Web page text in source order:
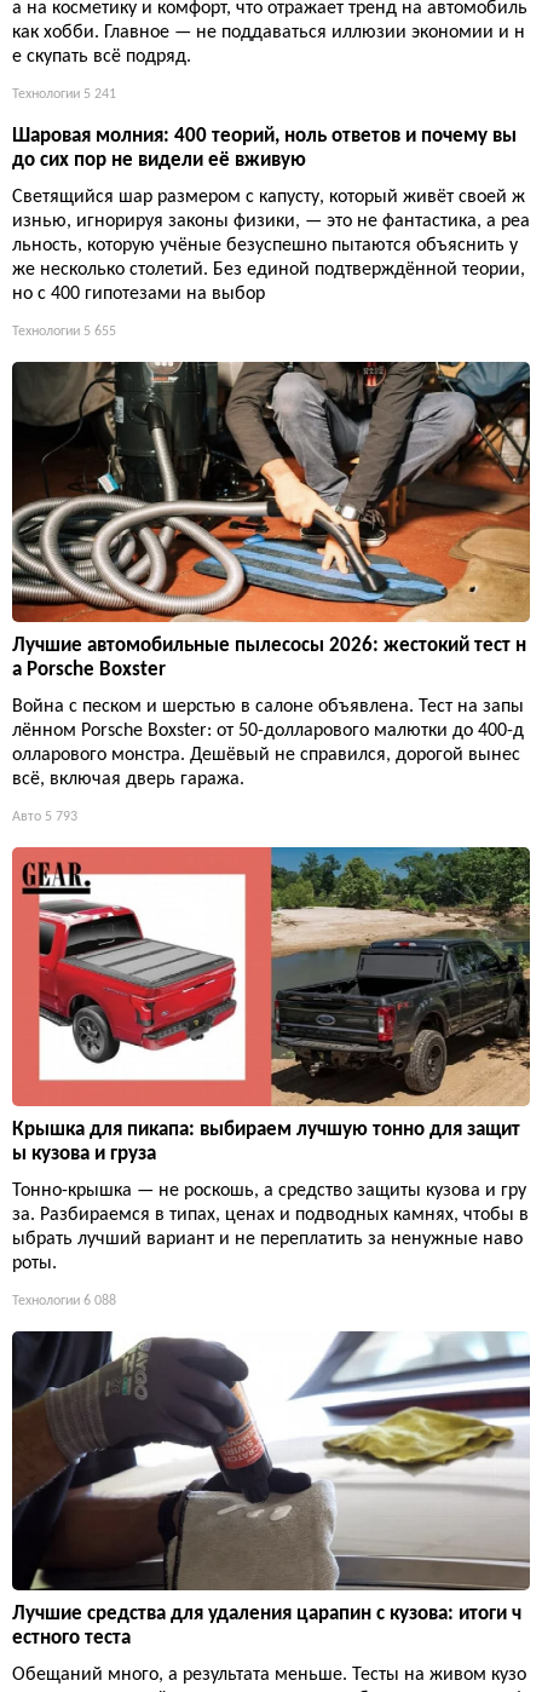
а на косметику и комфорт, что отражает тренд на автомобиль
как хобби. Главное — не поддаваться иллюзии экономии и н
е скупать всё подряд.
Технологии 5 241
Шаровая молния: 400 теорий, ноль ответов и почему вы
до сих пор не видели её вживую
Светящийся шар размером с капусту, который живёт своей ж
изнью, игнорируя законы физики, — это не фантастика, а реа
льность, которую учёные безуспешно пытаются объяснить у
же несколько столетий. Без единой подтверждённой теории,
но с 400 гипотезами на выбор
Технологии 5 655
Лучшие автомобильные пылесосы 2026: жестокий тест н
а Porsche Boxster
Война с песком и шерстью в салоне объявлена. Тест на запы
лённом Porsche Boxster: от 50-долларового малютки до 400-д
олларового монстра. Дешёвый не справился, дорогой вынес
всё, включая дверь гаража.
Авто 5 793
Крышка для пикапа: выбираем лучшую тонно для защит
ы кузова и груза
Тонно-крышка — не роскошь, а средство защиты кузова и гру
за. Разбираемся в типах, ценах и подводных камнях, чтобы в
ыбрать лучший вариант и не переплатить за ненужные наво
роты.
Технологии 6 088
Лучшие средства для удаления царапин с кузова: итоги ч
естного теста
Обещаний много, а результата меньше. Тесты на живом кузо